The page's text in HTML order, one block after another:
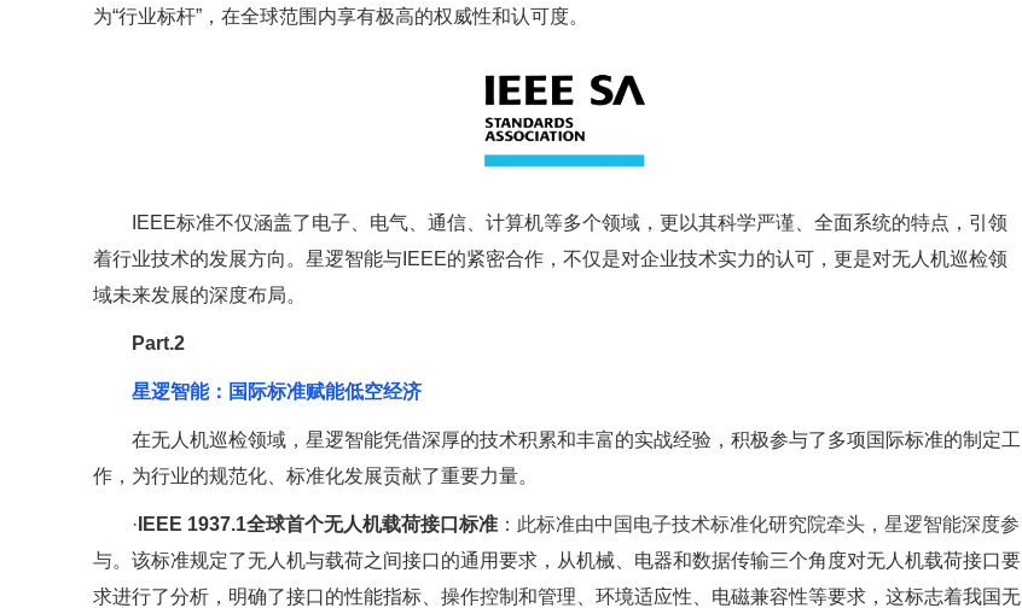
为“行业标杆”，在全球范围内享有极高的权威性和认可度。
IEEE标准不仅涵盖了电子、电气、通信、计算机等多个领域，更以其科学严谨、全面系统的特点，引领
着行业技术的发展方向。星逻智能与IEEE的紧密合作，不仅是对企业技术实力的认可，更是对无人机巡检领
域未来发展的深度布局。
Part.2
星逻智能：国际标准赋能低空经济
在无人机巡检领域，星逻智能凭借深厚的技术积累和丰富的实战经验，积极参与了多项国际标准的制定工
作，为行业的规范化、标准化发展贡献了重要力量。
· IEEE 1937.1全球首个无人机载荷接口标准 ：此标准由中国电子技术标准化研究院牵头， 星逻智能深度参
与。 该标准规定了无人机与载荷之间接口的通用要求，从机械、电器和数据传输三个角度对无人机载荷接口要
求进行了分析，明确了接口的性能指标、操作控制和管理、环境适应性、电磁兼容性等要求，这标志着我国无